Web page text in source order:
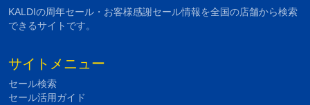
KALDIの周年セール・お客様感謝セール情報を全国の店舗から検索
できるサイトです。
サイトメニュー
セール検索
セール活用ガイド